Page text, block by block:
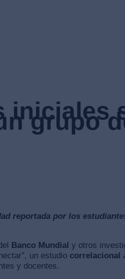
iniciales
grupo
reportada por los
Banco Mundial y otros
un estudio correlacional
y docentes.